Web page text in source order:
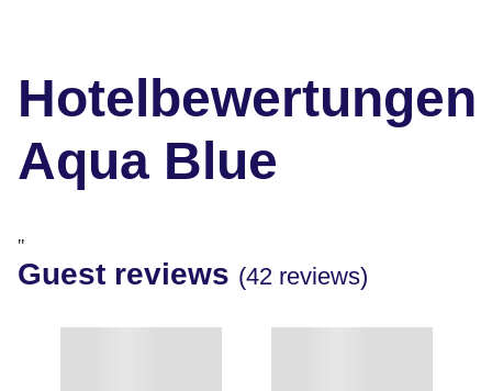
Hotelbewertungen
Aqua Blue
"
Guest reviews (42 reviews)